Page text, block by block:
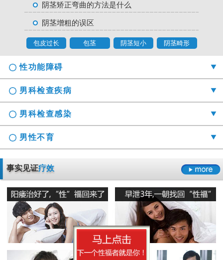
阴茎矫正弯曲的方法是什么
阴茎增粗的误区
包皮过长 包茎 阴茎短小 阴茎畸形
性功能障碍
勃起时间短硬度不够怎么办
男性阳痿会有哪些危害
早泄要严于律己
阳痿 早泄 不射精 勃起障碍
男科检查疾病
男科检查囊肿症状是什么
正确认识男科检查莫“误解”它
男科检查增生会影响性生活吗
男性男科检查灼痛是怎么回事
男科检查感染
龟头的异味什么导致的
男人睾丸胀痛的原因是什么
精囊炎有哪些危害呢
男性不育
无精症的预防措施要怎么做呢
精子畸形率高的主要原因
事实见证疗效